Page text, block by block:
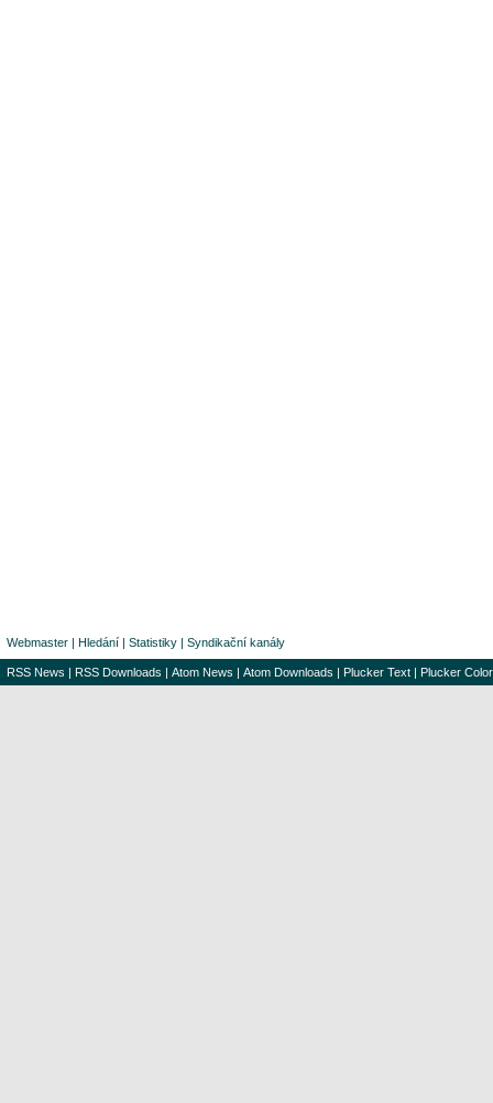
Webmaster | Hledání | Statistiky | Syndikační kanály
RSS News | RSS Downloads | Atom News | Atom Downloads | Plucker Text | Plucker Color